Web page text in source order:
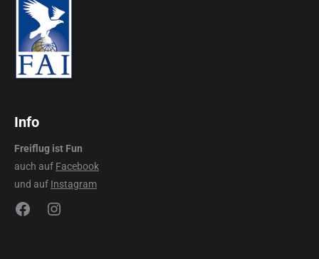
Info
Freiflug ist Fun
auch auf Facebook
und auf Instagram
FacebookInstagram